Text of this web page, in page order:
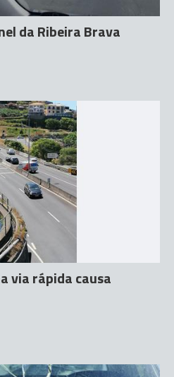
da Ribeira Brava
via rápida causa